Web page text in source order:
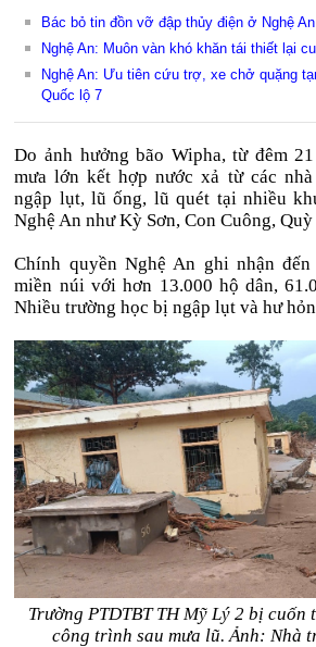
Bác bỏ tin đồn vỡ đập thủy điện ở Nghệ An
Nghệ An: Muôn vàn khó khăn tái thiết lại
Nghệ An: Ưu tiên cứu trợ, xe chở quặng
Quốc lộ 7
Do ảnh hưởng bão Wipha, từ đêm
mưa lớn kết hợp nước xả từ các
ngập lụt, lũ ống, lũ quét tại nhiều
Nghệ An như Kỳ Sơn, Con Cuông, Quỳ
Chính quyền Nghệ An ghi nhận
miền núi với hơn 13.000 hộ dân,
Nhiều trường học bị ngập lụt và hư
Trường PTDTBT TH Mỹ Lý 2 bị
công trình sau mưa lũ. Ảnh: Nhà